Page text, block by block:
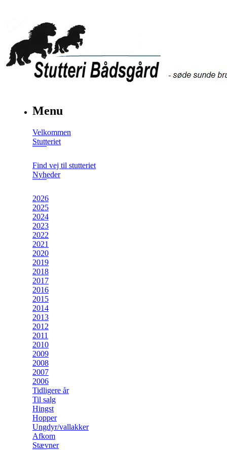
Menu
Velkommen
Stutteriet
Find vej til stutteriet
Nyheder
2026
2025
2024
2023
2022
2021
2020
2019
2018
2017
2016
2015
2014
2013
2012
2011
2010
2009
2008
2007
2006
Tidligere år
Til salg
Hingst
Hopper
Ungdyr/vallakker
Afkom
Stævner